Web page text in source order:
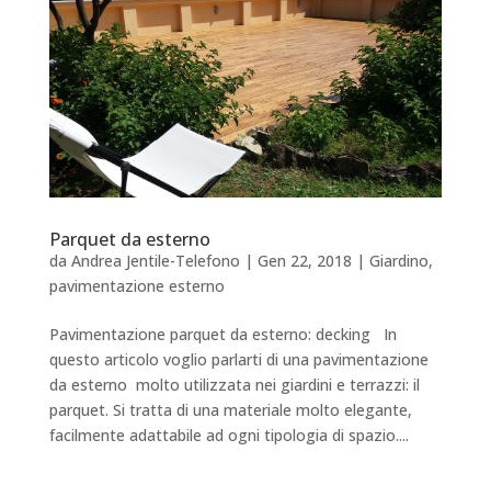
Parquet da esterno
da Andrea Jentile-Telefono | Gen 22, 2018 | Giardino,
pavimentazione esterno
Pavimentazione parquet da esterno: decking In
questo articolo voglio parlarti di una pavimentazione
da esterno molto utilizzata nei giardini e terrazzi: il
parquet. Si tratta di una materiale molto elegante,
facilmente adattabile ad ogni tipologia di spazio....